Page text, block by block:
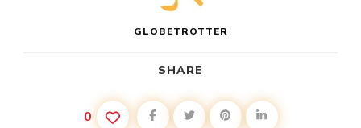
GLOBETROTTER
SHARE
0